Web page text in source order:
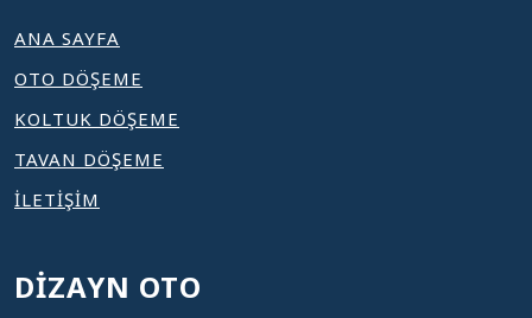
ANA SAYFA
OTO DÖŞEME
KOLTUK DÖŞEME
TAVAN DÖŞEME
İLETİŞİM
DİZAYN OTO